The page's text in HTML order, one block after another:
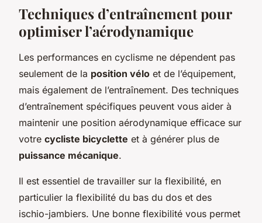
Techniques d’entraînement pour
optimiser l’aérodynamique
Les performances en cyclisme ne dépendent pas
seulement de la position vélo et de l’équipement,
mais également de l’entraînement. Des techniques
d’entraînement spécifiques peuvent vous aider à
maintenir une position aérodynamique efficace sur
votre cycliste bicyclette et à générer plus de
puissance mécanique.
Il est essentiel de travailler sur la flexibilité, en
particulier la flexibilité du bas du dos et des
ischio-jambiers. Une bonne flexibilité vous permet